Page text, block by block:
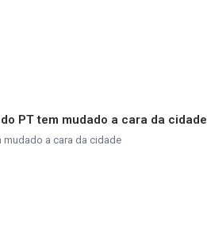
PT tem mudado a cara da cidade
mudado a cara da cidade